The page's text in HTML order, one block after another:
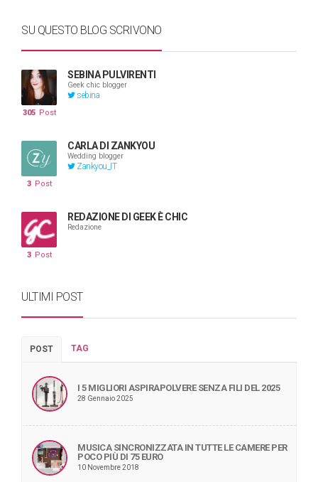
SU QUESTO BLOG SCRIVONO
SEBINA PULVIRENTI
Geek chic blogger
sebina
305 Post
CARLA DI ZANKYOU
Wedding blogger
Zankyou_IT
3 Post
REDAZIONE DI GEEK È CHIC
Redazione
3 Post
ULTIMI POST
POST TAG
I 5 MIGLIORI ASPIRAPOLVERE SENZA FILI DEL 2025
28 Gennaio 2025
MUSICA SINCRONIZZATA IN TUTTE LE CAMERE PER
POCO PIÙ DI 75 EURO
10 Novembre 2018